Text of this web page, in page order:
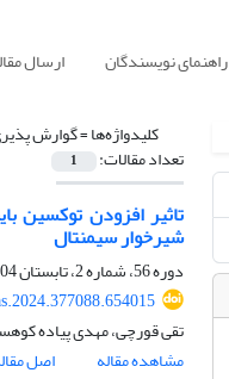
راهنمای نویسندگان ارسال
کلیدواژه‌ها =گوارش
تعداد مقالات: 1
تاثیر افزودن
شیرخوار سیمنتال
دوره 56، شماره 2، تابستان 1404، صفحه
تقی قورچی، مهدی پیاده
مشاهده مقاله
اصل